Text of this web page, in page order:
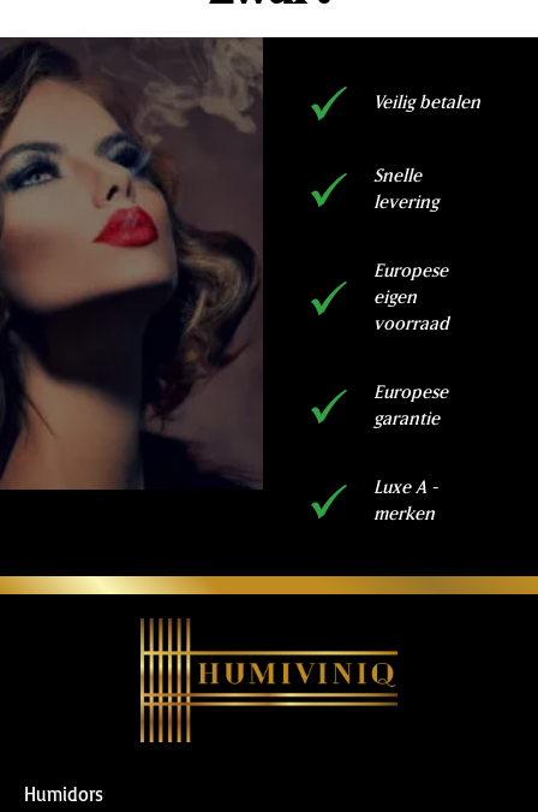
Veilig betalen
Snelle
levering
Europese
eigen
voorraad
Europese
garantie
Luxe A -
merken
Humidors